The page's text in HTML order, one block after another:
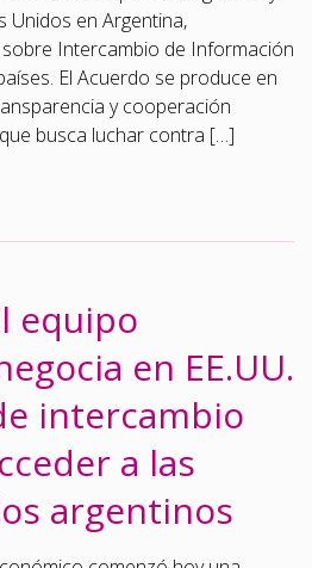
Unidos en Argentina,
Intercambio de Información
El Acuerdo se produce en
y cooperación
busca luchar contra […]
equipo
en EE.UU.
intercambio
a las
argentinos